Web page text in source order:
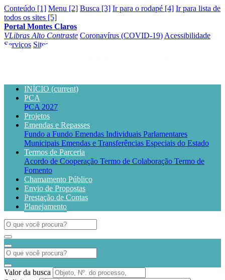
Conteúdo [1] Menu [2] Busca [3] Ir para o rodapé [4] Ir para lista de
todos os sites [5]
Portal Montes Claros
VLibras Alto Contraste Coronavírus (COVID-19) Acessibilidade
Serviços Sites
INÍCIO (current)
PCA
PCA 2027
Projetos
Emendas e Repasses
Fundo a Fundo Emendas Individuais Parlamentares
Municipais Emendas e Transferências Especiais do Estado
Termos de Parceria
Acordo de Cooperação Termo de Colaboração Termo de
Fomento
Chamamento Público
Envio de Propostas
Prestação de Contas
Planejamento
Valor da busca